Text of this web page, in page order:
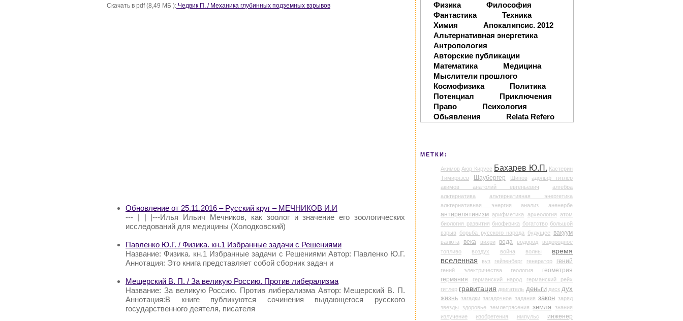
Скачать в pdf (8,49 МБ ): Чедвик П. / Механика глубинных подземных взрывов
Обновление от 25.11.2016 – Русский круг – МЕЧНИКОВ И.И
--- | | |---Илья Ильич Мечников, как зоолог и значение его зоологических
исследований для медицины (Холодковский)
Павленко Ю.Г. / Физика. кн.1 Избранные задачи с Решениями
Название: Физика. кн.1 Избранные задачи с Решениями Автор: Павленко Ю.Г.
Аннотация: Это книга представляет собой сборник задач и
Мещерский В. П. / За великую Россию. Против либерализма
Название: За великую Россию. Против либерализма Автор: Мещерский В. П.
Аннотация:В книге публикуются сочинения выдающегося русского
государственного деятеля, писателя
Физика
Философия
Фантастика
Техника
Химия
Апокалипсис. 2012
Альтернативная энергетика
Антропология
Авторские публикации
Математика
Медицина
Мыслители прошлого
Космофизика
Политика
Потенциал
Приключения
Право
Психология
Обьявления
Relata Refero
МЕТКИ:
Акимов Аюр Кирусс Бахарев Ю.П. Кастерин
Тимирязев
Шаубергер Шипов
адольф гитлер
акимов анатолий евгеньевич
алгебра
альтернатива
альтернативная энергетика
альтернативная энергия
анализ аненербе
антирелятивизм арифметика археология атом
биология развития биофизика богатство большой
взрыв
борьба русского народа будущее вакуум
валюта века вихри вода водород
водородное
топливо
воздух война волны
время
вселенная
вуз гейзенберг генератор гений
гений электричества геология
геометрия
германия
германский народ
германский рейх
гитлер гравитация двигатель деньги диск дух
жизнь загадки загадочное задания закон заряд
звезды
здоровье землетрясения земля
знания
излучение
изобретения импульс инженер